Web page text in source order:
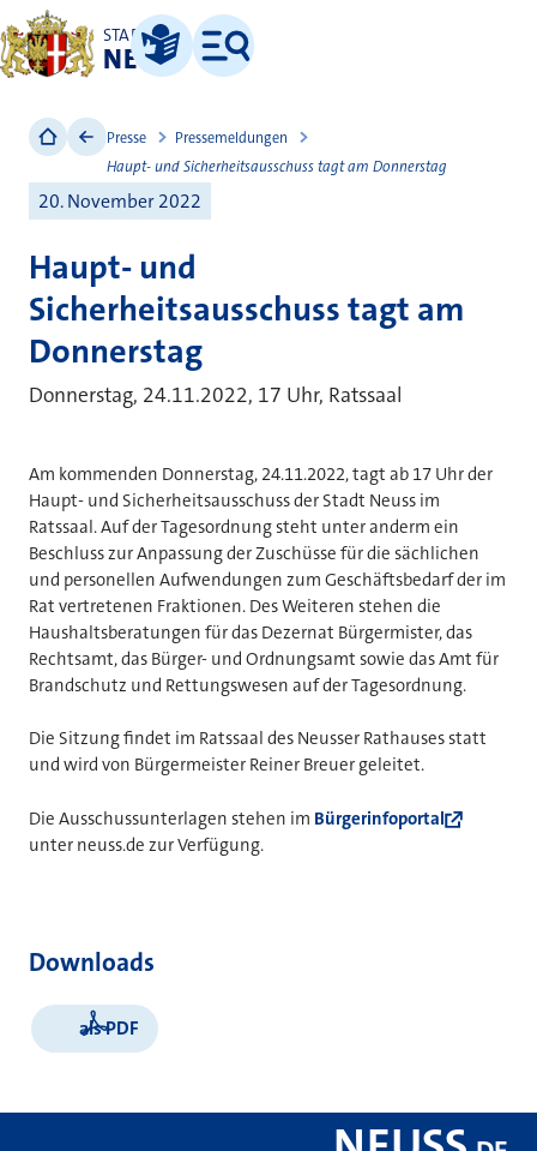
STADT
NEUSS
Leichte Sprache
Menü
Presse
Pressemeldungen
Haupt- und Sicherheitsausschuss tagt am Donnerstag
20. November 2022
Haupt- und
Sicherheitsausschuss tagt am
Donnerstag
Donnerstag, 24.11.2022, 17 Uhr, Ratssaal
Am kommenden Donnerstag, 24.11.2022, tagt ab 17 Uhr der
Haupt- und Sicherheitsausschuss der Stadt Neuss im
Ratssaal. Auf der Tagesordnung steht unter anderm ein
Beschluss zur Anpassung der Zuschüsse für die sächlichen
und personellen Aufwendungen zum Geschäftsbedarf der im
Rat vertretenen Fraktionen. Des Weiteren stehen die
Haushaltsberatungen für das Dezernat Bürgermister, das
Rechtsamt, das Bürger- und Ordnungsamt sowie das Amt für
Brandschutz und Rettungswesen auf der Tagesordnung.
Die Sitzung findet im Ratssaal des Neusser Rathauses statt
und wird von Bürgermeister Reiner Breuer geleitet.
Die Ausschussunterlagen stehen im Bürgerinfoportal
unter neuss.de zur Verfügung.
Downloads
als PDF